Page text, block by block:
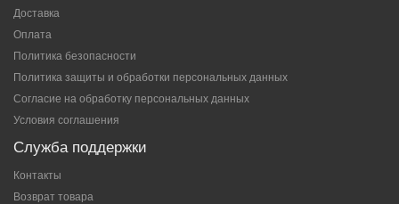
Доставка
Оплата
Политика безопасности
Политика защиты и обработки персональных данных
Согласие на обработку персональных данных
Условия соглашения
Служба поддержки
Контакты
Возврат товара